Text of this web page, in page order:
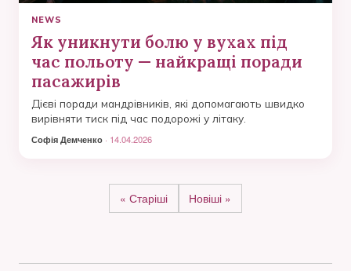
NEWS
Як уникнути болю у вухах під
час польоту — найкращі поради
пасажирів
Дієві поради мандрівників, які допомагають швидко
вирівняти тиск під час подорожі у літаку.
Софія Демченко · 14.04.2026
« Старіші Новіші »